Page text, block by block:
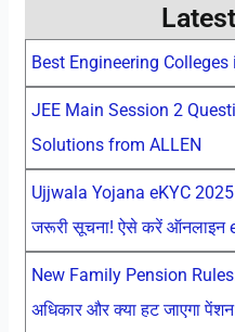
Best Engineering
JEE Main Session 2
Solutions from ALLEN
Ujjwala Yojana eKYC 2025
जरूरी सूचना! ऐसे करें ऑनलाइन
New Family Pension
अधिकार और क्या हट जाएगा पेंशन